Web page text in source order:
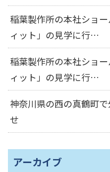
稲葉製作所の本社ショ
ィット」の見学に行…
稲葉製作所の本社ショ
ィット」の見学に行…
神奈川県の西の真鶴町
せ
アーカイブ